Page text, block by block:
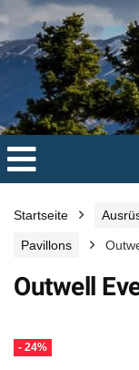
Startseite
Pavillons
Outwell
- 24%